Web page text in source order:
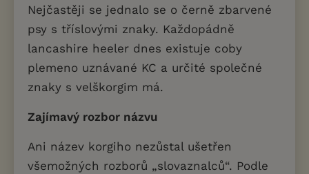
Nejčastěji se jednalo se o černě zbarvené
psy s tříslovými znaky. Každopádně
lancashire heeler dnes existuje coby
plemeno uznávané KC a určité společné
znaky s velškorgim má.
Zajímavý rozbor názvu
Ani název korgiho nezůstal ušetřen
všemožných rozborů „slovaznalců“. Podle